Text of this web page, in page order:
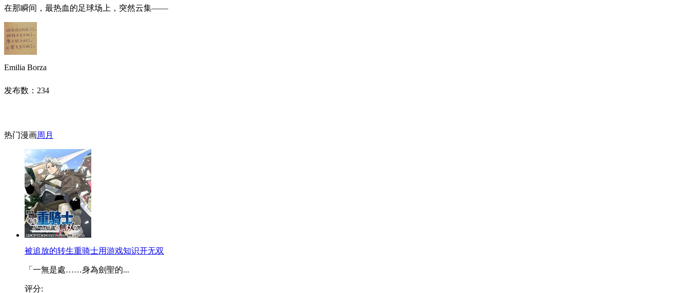
在那瞬间，最热血的足球场上，突然云集——
Emilia Borza
发布数： 234
热门漫画周 月
被追放的转生重骑士用游戏知识开无双
「一無是處……身為劍聖的...
评分: